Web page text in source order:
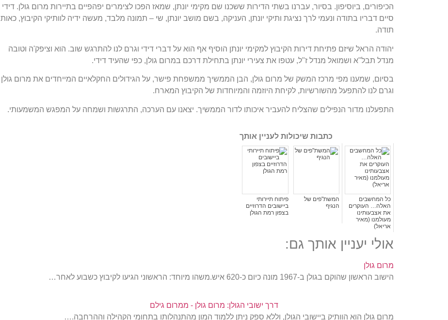
הכיפורים, ביוסיפון. בסיור, עברנו בשתי הדירות ששכנו שם מקימי יונתן, שמאז הפכו לצימרים יפהפיים בתיירות מרום גולן. דידי
סיים דבריו בתודה ונעמי לרך נציגת ותיקי יונתן, העניקה, בשם מושב יונתן, שי – תמונה מלבד, מעשה ידיה לוותיקי הקיבוץ, כאות
תודה.
יהודה הראל שיזם פתיחת דירות הקיבוץ למקימי יונתן הוסיף אף הוא על דברי דידי וגרם לנו להתרגש שוב. הוא וציפק'ה וטובה
מנדל תבל"א ושמואל מנדל ז"ל, עטפו את צעירי יונתן בתחילת דרכם במרום גולן, כפי שהעיד דידי.
בסיום, שמענו מפי מרכז המשק של מרום גולן, הבן הממשיך ממשפחת פישר, על הגידולים החקלאיים המייחדים את מרום גולן
וגרם לנו להתפעל מהשורשיות, לקיחת היוזמה והמיוחדות של הקיבוץ המארח.
התפעלנו מדור הנפילים שהצליח להעביר איכותו לדור הממשיך. יצאנו עם הערכה, התרגשות ושמחה על המפגש המשמעותי.
כתבות שיכולות לעניין אותך
כל המחשבים
האלה… העוקרים
את אצבעותינו
מעולמנו (מאיר
אריאל)
המשת"פים של
הנגיף
פיתוח תיירותי
ביישובים הדרוזיים
בצפון רמת הגולן
אולי יעניין אותך גם:
מרום גולן
הישוב הראשון שהוקם בגולן ב-1967 מונה כיום כ-620 איש.משהו מיוחד: הראשוני הגיעו לקיבוץ כשבוע לאחר…
דרך ישובי הגולן: מרום גולן - ממרום גילם
מרום גולן הוא הוותיק ביישובי הגולן, וללא ספק ניתן ללמוד המון מהתנהלותו בתחומי הקהילה וההרחבה.…